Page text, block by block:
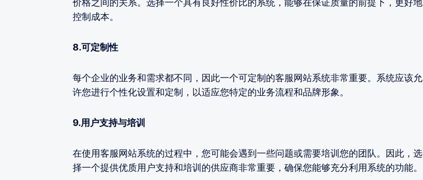
控制成本。
8.可定制性
每个企业的业务和需求都不同，因此一个可定制的客服网站系统非常重要。系统应该允
许您进行个性化设置和定制，以适应您特定的业务流程和品牌形象。
9.用户支持与培训
在使用客服网站系统的过程中，您可能会遇到一些问题或需要培训您的团队。因此，选
择一个提供优质用户支持和培训的供应商非常重要，确保您能够充分利用系统的功能。